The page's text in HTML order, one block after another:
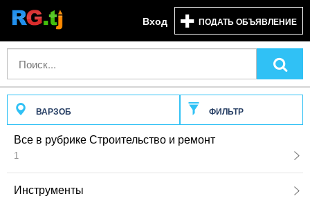
Вход ПОДАТЬ ОБЪЯВЛЕНИЕ
ВАРЗОБ ФИЛЬТР
Все в рубрике Строительство и ремонт
1
Инструменты